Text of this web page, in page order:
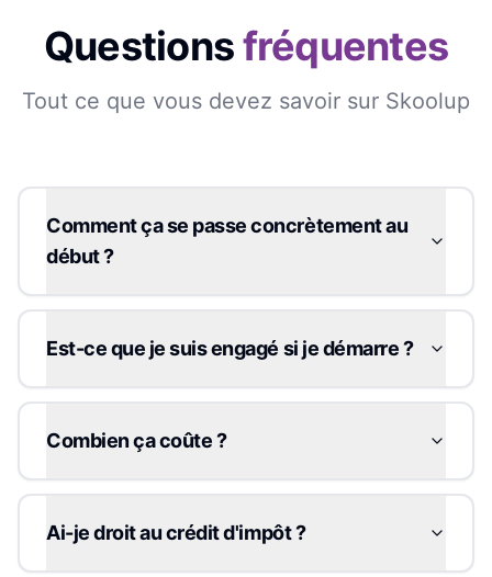
Questionsfréquentes
Tout ce que vous devez savoir sur Skoolup
Comment ça se passe concrètement au
début ?
Est-ce que je suis engagé si je démarre ?
Combien ça coûte ?
Ai-je droit au crédit d'impôt ?